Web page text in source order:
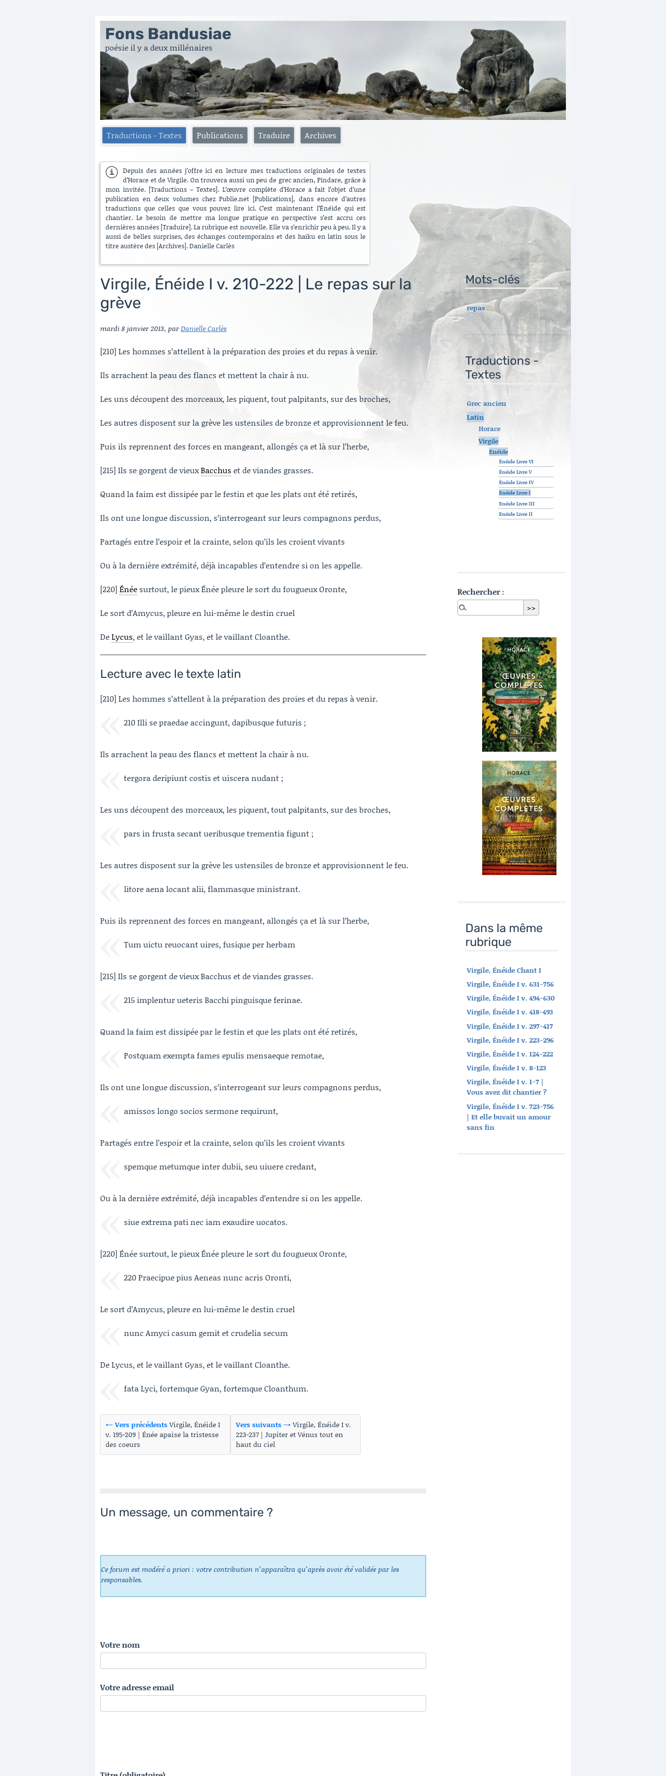
Fons Bandusiae
poésie il y a deux millénaires
Traductions - Textes Publications Traduire Archives
Depuis des années j’offre ici en lecture mes traductions originales de textes
d’Horace et de Virgile. On trouvera aussi un peu de grec ancien, Pindare, grâce à
mon invitée. [Traductions – Textes]. L’œuvre complète d’Horace a fait l’objet d’une
publication en deux volumes chez Publie.net [Publications], dans encore d’autres
traductions que celles que vous pouvez lire ici. C’est maintenant l’Énéide qui est
chantier. Le besoin de mettre ma longue pratique en perspective s’est accru ces
dernières années [Traduire]. La rubrique est nouvelle. Elle va s’enrichir peu à peu. Il y a
aussi de belles surprises, des échanges contemporains et des haïku en latin sous le
titre austère des [Archives]. Danielle Carlès
Virgile, Énéide I v. 210-222 | Le repas sur la
grève
mardi 8 janvier 2013, parDanielle Carlès
[210] Les hommes s’attellent à la préparation des proies et du repas à venir.
Ils arrachent la peau des flancs et mettent la chair à nu.
Les uns découpent des morceaux, les piquent, tout palpitants, sur des broches,
Les autres disposent sur la grève les ustensiles de bronze et approvisionnent le feu.
Puis ils reprennent des forces en mangeant, allongés ça et là sur l’herbe,
[215] Ils se gorgent de vieuxBacchus et de viandes grasses.
Quand la faim est dissipée par le festin et que les plats ont été retirés,
Ils ont une longue discussion, s’interrogeant sur leurs compagnons perdus,
Partagés entre l’espoir et la crainte, selon qu’ils les croient vivants
Ou à la dernière extrémité, déjà incapables d’entendre si on les appelle.
[220] Énée surtout, le pieux Énée pleure le sort du fougueux Oronte,
Le sort d’Amycus, pleure en lui-même le destin cruel
DeLycus, et le vaillant Gyas, et le vaillant Cloanthe.
Lecture avec le texte latin
[210] Les hommes s’attellent à la préparation des proies et du repas à venir.
210 Illi se praedae accingunt, dapibusque futuris ;
Ils arrachent la peau des flancs et mettent la chair à nu.
tergora deripiunt costis et uiscera nudant ;
Les uns découpent des morceaux, les piquent, tout palpitants, sur des broches,
pars in frusta secant ueribusque trementia figunt ;
Les autres disposent sur la grève les ustensiles de bronze et approvisionnent le feu.
litore aena locant alii, flammasque ministrant.
Puis ils reprennent des forces en mangeant, allongés ça et là sur l’herbe,
Tum uictu reuocant uires, fusique per herbam
[215] Ils se gorgent de vieux Bacchus et de viandes grasses.
215 implentur ueteris Bacchi pinguisque ferinae.
Quand la faim est dissipée par le festin et que les plats ont été retirés,
Postquam exempta fames epulis mensaeque remotae,
Ils ont une longue discussion, s’interrogeant sur leurs compagnons perdus,
amissos longo socios sermone requirunt,
Partagés entre l’espoir et la crainte, selon qu’ils les croient vivants
spemque metumque inter dubii, seu uiuere credant,
Ou à la dernière extrémité, déjà incapables d’entendre si on les appelle.
siue extrema pati nec iam exaudire uocatos.
[220] Énée surtout, le pieux Énée pleure le sort du fougueux Oronte,
220 Praecipue pius Aeneas nunc acris Oronti,
Le sort d’Amycus, pleure en lui-même le destin cruel
nunc Amyci casum gemit et crudelia secum
De Lycus, et le vaillant Gyas, et le vaillant Cloanthe.
fata Lyci, fortemque Gyan, fortemque Cloanthum.
← Vers précédentsVirgile, Énéide I
v. 195-209 | Énée apaise la tristesse
des coeurs
Vers suivants →Virgile, Énéide I v.
223-237 | Jupiter et Vénus tout en
haut du ciel
Un message, un commentaire ?
Ce forum est modéré a priori : votre contribution n’apparaîtra qu’après avoir été validée par les
responsables.
Votre nom
Votre adresse email
Mots-clés
repas
Traductions -
Textes
Grec ancien
Latin
Horace
Virgile
Enéide
Énéide Livre VI
Énéide Livre V
Énéide Livre IV
Enéide Livre I
Enéide Livre III
Enéide Livre II
Rechercher :
Dernières publications
Dans la même
rubrique
Virgile, Énéide Chant I
Virgile, Énéide I v. 631-756
Virgile, Énéide I v. 494-630
Virgile, Énéide I v. 418-493
Virgile, Énéide I v. 297-417
Virgile, Énéide I v. 223-296
Virgile, Énéide I v. 124-222
Virgile, Énéide I v. 8-123
Virgile, Énéide I v. 1-7 |
Vous avez dit chantier ?
Virgile, Énéide I v. 723-756
| Et elle buvait un amour
sans fin